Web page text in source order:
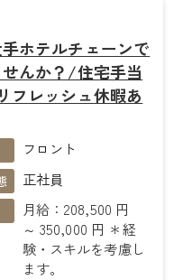
ホテルチェーンで
んか？/住宅手当
フレッシュ休暇あ
フロント
正社員
月給：208,500 円
～ 350,000 円 ＊経
験・スキルを考慮し
ます。